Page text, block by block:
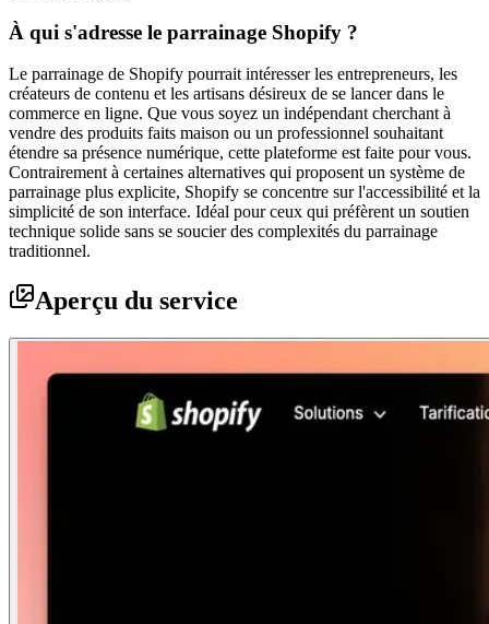
À qui s'adresse le parrainage Shopify ?
Le parrainage de Shopify pourrait intéresser les entrepreneurs, les
créateurs de contenu et les artisans désireux de se lancer dans le
commerce en ligne. Que vous soyez un indépendant cherchant à
vendre des produits faits maison ou un professionnel souhaitant
étendre sa présence numérique, cette plateforme est faite pour vous.
Contrairement à certaines alternatives qui proposent un système de
parrainage plus explicite, Shopify se concentre sur l'accessibilité et la
simplicité de son interface. Idéal pour ceux qui préfèrent un soutien
technique solide sans se soucier des complexités du parrainage
traditionnel.
Aperçu du service